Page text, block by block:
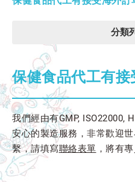
分類
保健食品代工有接
我們經由有GMP, ISO22000,
安心的製造服務，非常歡迎
繫，請填寫聯絡表單 ，將有